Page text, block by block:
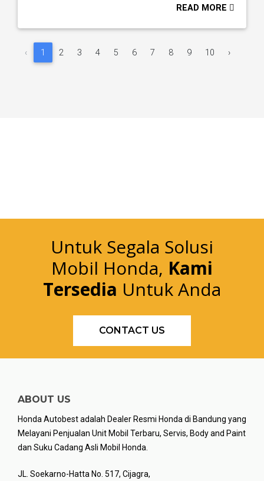
READ MORE
‹ 1 2 3 4 5 6 7 8 9 10 ›
Untuk Segala Solusi
Mobil Honda, Kami
Tersedia Untuk Anda
CONTACT US
ABOUT US
Honda Autobest adalah Dealer Resmi Honda di Bandung yang
Melayani Penjualan Unit Mobil Terbaru, Servis, Body and Paint
dan Suku Cadang Asli Mobil Honda.
JL. Soekarno-Hatta No. 517, Cijagra,